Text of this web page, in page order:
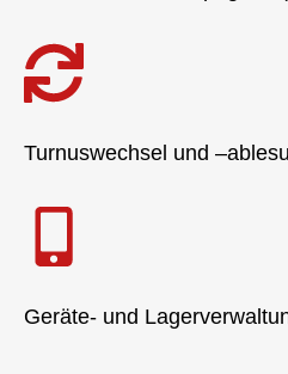
Turnuswechsel und
Geräte- und